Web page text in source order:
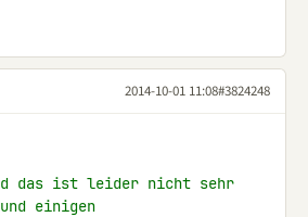
2014-10-01 11:08#3824248
das ist leider nicht sehr
einigen